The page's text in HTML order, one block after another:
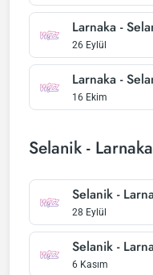
Larnaka -
26 Eylül
Larnaka -
16 Ekim
Selanik -
Selanik -
28 Eylül
Selanik -
6 Kasım